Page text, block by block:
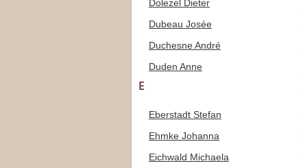
Dolezel Dieter
Dubeau Josée
Duchesne André
Duden Anne
E
Eberstadt Stefan
Ehmke Johanna
Eichwald Michaela